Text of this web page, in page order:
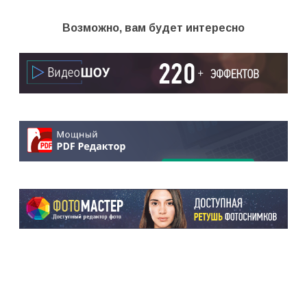
Возможно, вам будет интересно